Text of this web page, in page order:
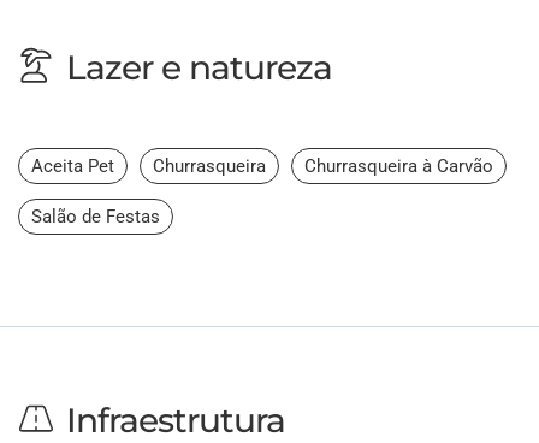
Lazer e natureza
Aceita Pet Churrasqueira Churrasqueira à Carvão
Salão de Festas
Infraestrutura